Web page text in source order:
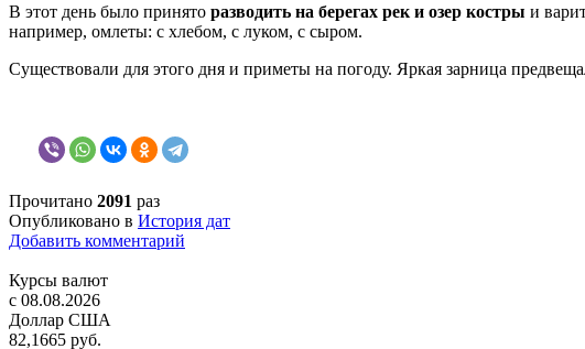
В этот день было принято разводить на берегах рек и озер костры и
например, омлеты: с хлебом, с луком, с сыром.
Существовали для этого дня и приметы на погоду. Яркая зарница
Прочитано 2091 раз
Опубликовано в История дат
Добавить комментарий
Курсы валют
c 08.08.2026
Доллар США
82,1665 руб.